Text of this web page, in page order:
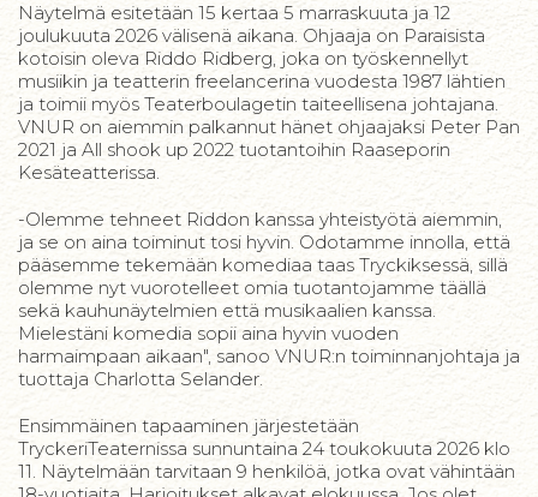
Näytelmä esitetään 15 kertaa 5 marraskuuta ja 12
joulukuuta 2026 välisenä aikana. Ohjaaja on Paraisista
kotoisin oleva Riddo Ridberg, joka on työskennellyt
musiikin ja teatterin freelancerina vuodesta 1987 lähtien
ja toimii myös Teaterboulagetin taiteellisena johtajana.
VNUR on aiemmin palkannut hänet ohjaajaksi Peter Pan
2021 ja All shook up 2022 tuotantoihin Raaseporin
Kesäteatterissa.
-Olemme tehneet Riddon kanssa yhteistyötä aiemmin,
ja se on aina toiminut tosi hyvin. Odotamme innolla, että
pääsemme tekemään komediaa taas Tryckiksessä, sillä
olemme nyt vuorotelleet omia tuotantojamme täällä
sekä kauhunäytelmien että musikaalien kanssa.
Mielestäni komedia sopii aina hyvin vuoden
harmaimpaan aikaan", sanoo VNUR:n toiminnanjohtaja ja
tuottaja Charlotta Selander.
Ensimmäinen tapaaminen järjestetään
TryckeriTeaternissa sunnuntaina 24 toukokuuta 2026 klo
11. Näytelmään tarvitaan 9 henkilöä, jotka ovat vähintään